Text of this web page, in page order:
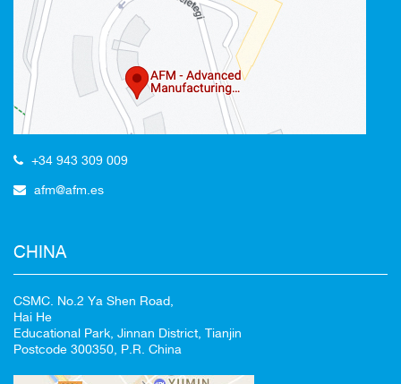
Redirigiendo a
+34 943 309 009
afm@afm.es
CHINA
CSMC. No.2 Ya Shen Road,
Hai He
Educational Park, Jinnan District, Tianjin
Postcode 300350, P.R. China